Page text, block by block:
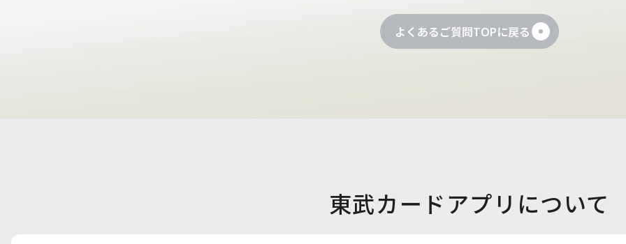
よくあるご質問TOPに戻る
東武カードアプリについて